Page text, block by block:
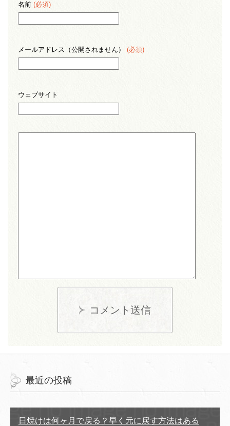
名前 (必須)
メールアドレス（公開されません） (必須)
ウェブサイト
コメント送信
最近の投稿
日焼けは何ヶ月で戻る？早く元に戻す方法はある